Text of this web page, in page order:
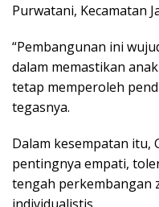
Purwatani, Kecamatan
“Pembangunan ini
dalam memastikan
tetap memperoleh
tegasnya.
Dalam kesempatan itu,
pentingnya empati,
tengah perkembangan